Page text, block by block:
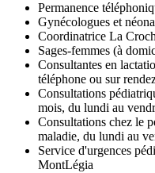
Permanence
Gynécologues et
Coordinatrice La
Sages-femmes (à
Consultantes en
téléphone ou sur
Consultations
mois, du lundi au
Consultations chez le
maladie, du lundi au
Service d'urgences
MontLégia